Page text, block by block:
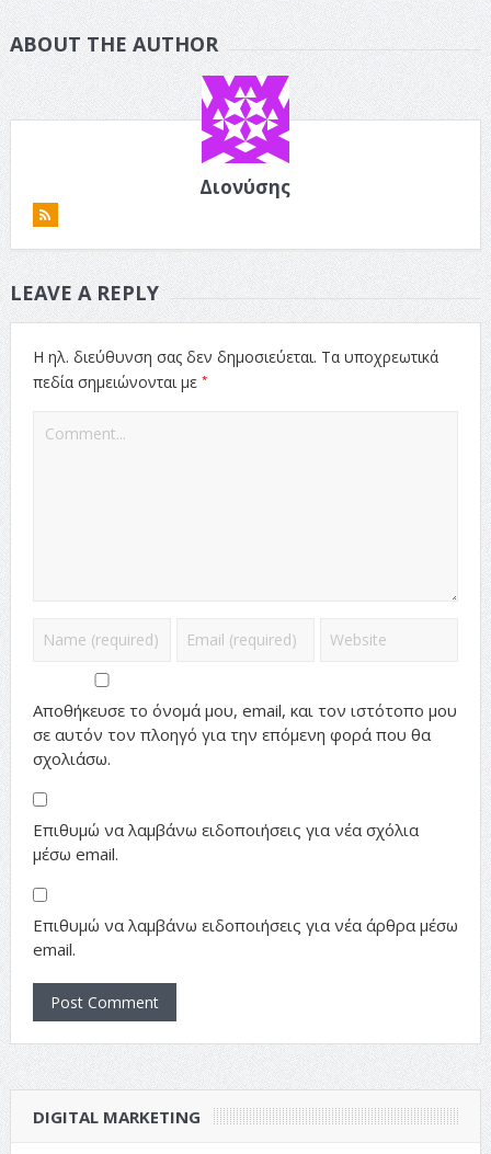
ABOUT THE AUTHOR
Διονύσης
LEAVE A REPLY
Η ηλ. διεύθυνση σας δεν δημοσιεύεται. Τα υποχρεωτικά
πεδία σημειώνονται με *
Αποθήκευσε το όνομά μου, email, και τον ιστότοπο μου
σε αυτόν τον πλοηγό για την επόμενη φορά που θα
σχολιάσω.
Επιθυμώ να λαμβάνω ειδοποιήσεις για νέα σχόλια
μέσω email.
Επιθυμώ να λαμβάνω ειδοποιήσεις για νέα άρθρα μέσω
email.
DIGITAL MARKETING